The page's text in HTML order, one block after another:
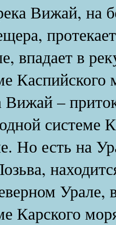
Вижай, на
впадает в
Вижай –
системе
Но есть на
Урале,
Карского